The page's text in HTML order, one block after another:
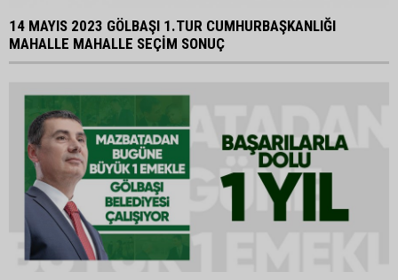
14 MAYIS 2023 GÖLBAŞI 1.TUR CUMHURBAŞKANLIĞI
MAHALLE MAHALLE SEÇİM SONUÇ